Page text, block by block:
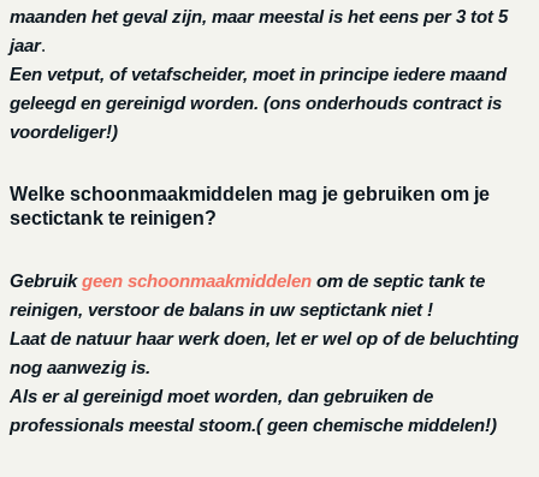
maanden het geval zijn, maar meestal is het eens per 3 tot 5
jaar.
Een vetput, of vetafscheider, moet in principe iedere maand
geleegd en gereinigd worden. (ons onderhouds contract is
voordeliger!)
Welke schoonmaakmiddelen mag je gebruiken om je
sectictank te reinigen?
Gebruikgeen schoonmaakmiddelen om de septic tank te
reinigen, verstoor de balans in uw septictank niet !
Laat de natuur haar werk doen, let er wel op of de beluchting
nog aanwezig is.
Als er al gereinigd moet worden, dan gebruiken de
professionals meestal stoom.( geen chemische middelen!)